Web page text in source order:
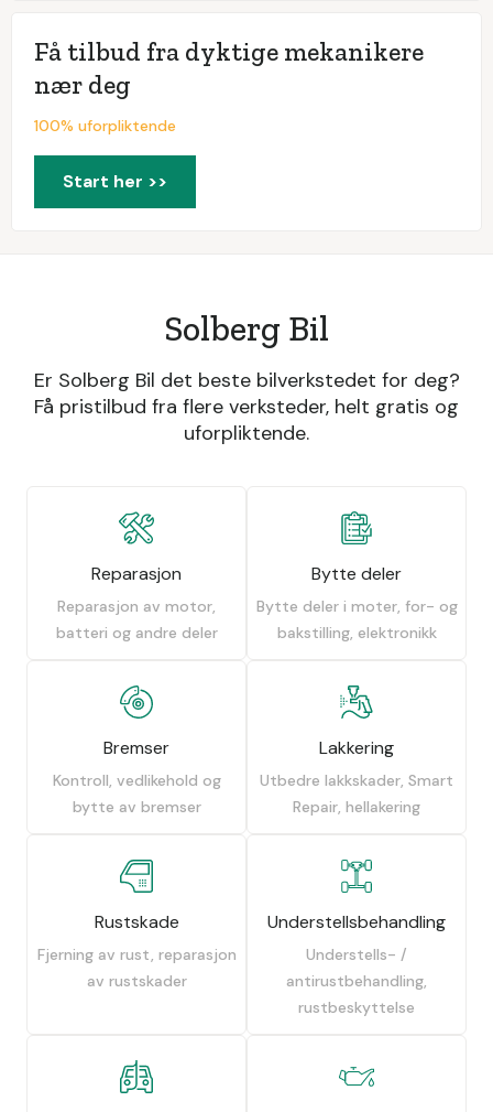
Få tilbud fra dyktige mekanikere
nær deg
100% uforpliktende
Start her >>
Solberg Bil
Er Solberg Bil det beste bilverkstedet for deg?
Få pristilbud fra flere verksteder, helt gratis og
uforpliktende.
Reparasjon
Reparasjon av motor,
batteri og andre deler
Bytte deler
Bytte deler i moter, for- og
bakstilling, elektronikk
Bremser
Kontroll, vedlikehold og
bytte av bremser
Lakkering
Utbedre lakkskader, Smart
Repair, hellakering
Rustskade
Fjerning av rust, reparasjon
av rustskader
Understellsbehandling
Understells- /
antirustbehandling,
rustbeskyttelse